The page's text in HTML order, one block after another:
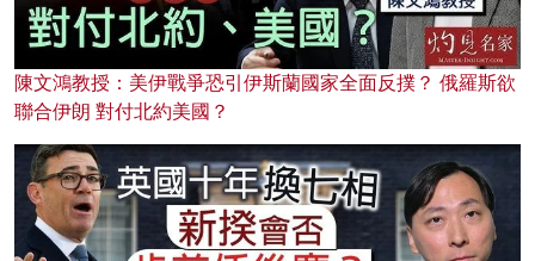
陳文鴻教授：美伊戰爭恐引伊斯蘭國家全面反撲？ 俄羅斯欲
聯合伊朗 對付北約美國？